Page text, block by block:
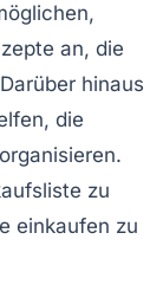
an, die
hinaus
die
zu
einkaufen zu